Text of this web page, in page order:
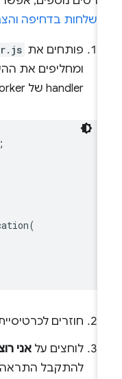
בדחיפה
פותחים את
ומחליפים את
handler של service worker בקוד הבא:
חוזרים לכרטיסיית
לוחצים על אני
להתקבל התראה.